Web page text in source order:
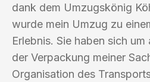
dank dem Umzugskönig
wurde mein Umzug zu
Erlebnis. Sie haben sich
der Verpackung meiner
Organisation des